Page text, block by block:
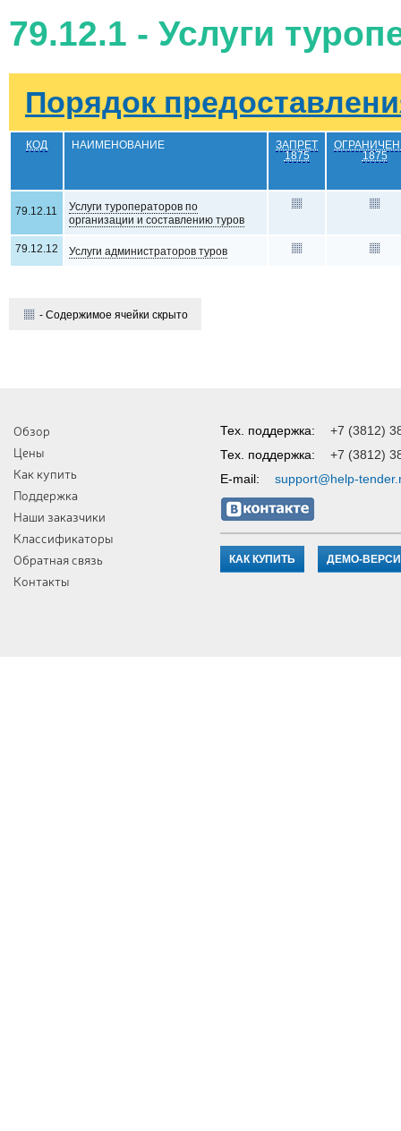
79.12.1 - Услуги
Порядок
КОД НАИМЕНОВАНИЕ
ЗАПРЕТ
1875
1875
79.12.11
Услуги туроператоров по
организации и составлению туров
79.12.12 Услуги администраторов туров
- Содержимое ячейки скрыто
Обзор
Цены
Как купить
Поддержка
Наши заказчики
Классификаторы
Обратная связь
Контакты
Тех. поддержка:
+7 (3812)
Тех. поддержка:
+7 (3812)
E-mail:
support@help-
КАК КУПИТЬ ДЕМО-